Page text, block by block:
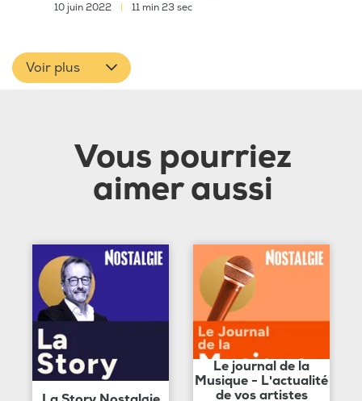
10 juin 2022 11 min 23 sec
Voir plus
Vous pourriez
aimer aussi
Le journal de la
Musique - L'actualité
de vos artistes